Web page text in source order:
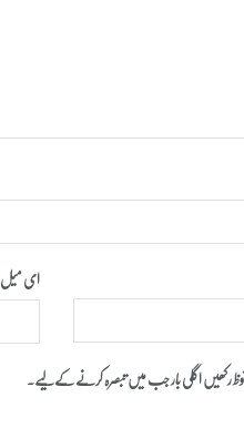
ای میل
رکھیں اگلی بار جب میں تبصرہ کرنے کےلیے۔